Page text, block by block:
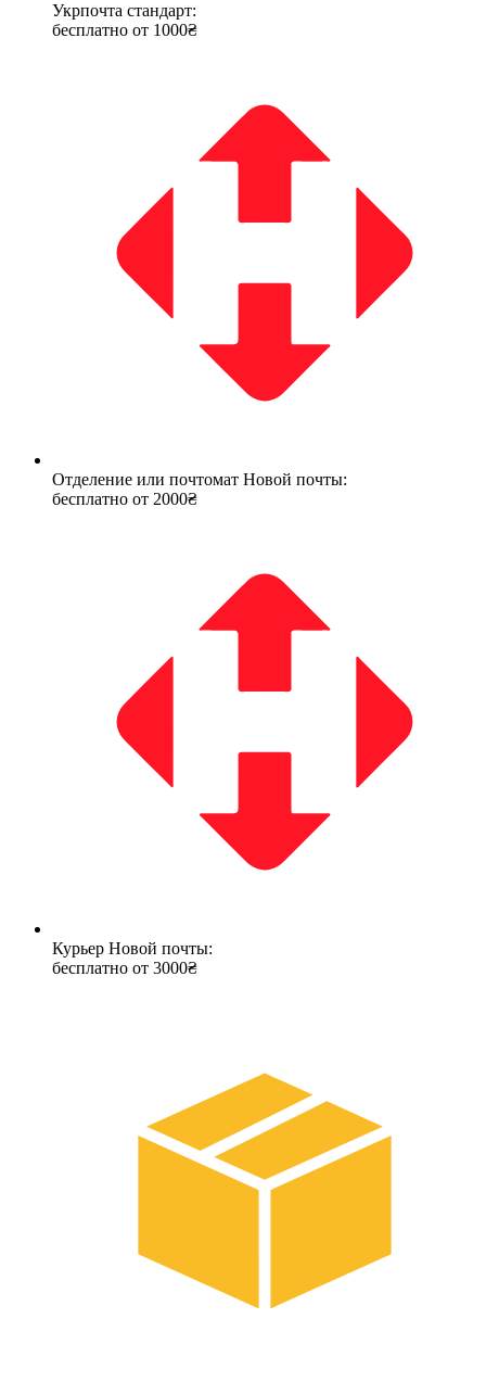
Укрпочта стандарт:
бесплатно от 1000₴
Отделение или почтомат Новой почты:
бесплатно от 2000₴
Курьер Новой почты:
бесплатно от 3000₴